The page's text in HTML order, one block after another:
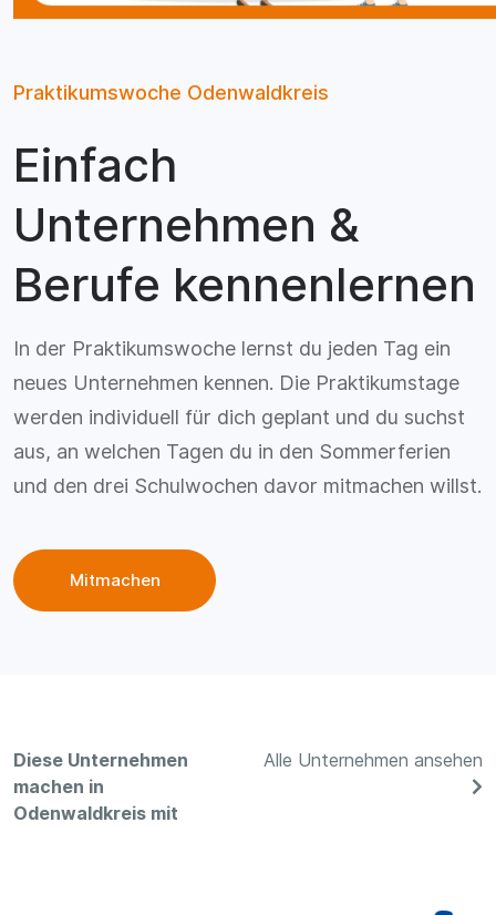
Praktikumswoche Odenwaldkreis
Einfach
Unternehmen &
Berufe kennenlernen
In der Praktikumswoche lernst du jeden Tag ein
neues Unternehmen kennen. Die Praktikumstage
werden individuell für dich geplant und du suchst
aus, an welchen Tagen du in den Sommerferien
und den drei Schulwochen davor mitmachen willst.
Mitmachen
Diese Unternehmen
machen in
Odenwaldkreis mit
Alle Unternehmen ansehen